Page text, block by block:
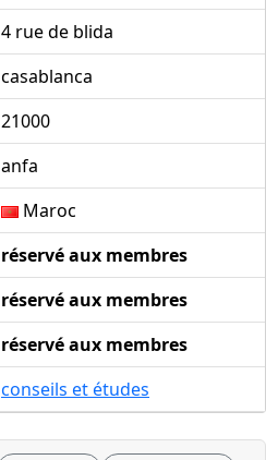
4 rue de blida
casablanca
21000
anfa
Maroc
réservé aux membres
réservé aux membres
réservé aux membres
conseils et études